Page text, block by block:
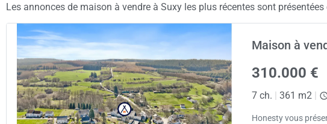
Les annonces de maison à vendre à Suxy les plus récentes sont présentées
Maison à
310.000 €
7 ch. 361 m2
Honesty vous